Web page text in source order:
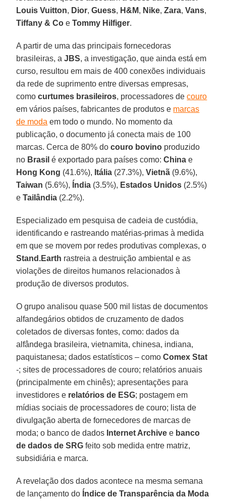
Louis Vuitton, Dior,Guess, H&M, Nike,Zara,Vans,
Tiffany & Co eTommy Hilfiger.
A partir de uma das principais fornecedoras
brasileiras, aJBS, a investigação, que ainda está em
curso, resultou em mais de 400 conexões individuais
da rede de suprimento entre diversas empresas,
comocurtumes brasileiros, processadores decouro
em vários países, fabricantes de produtos e marcas
de moda em todo o mundo. No momento da
publicação, o documento já conecta mais de 100
marcas. Cerca de 80% docouro bovino produzido
no Brasil é exportado para países como:China e
Hong Kong (41.6%), Itália (27.3%),Vietnã (9.6%),
Taiwan (5.6%), Índia (3.5%), Estados Unidos (2.5%)
eTailândia (2.2%).
Especializado em pesquisa de cadeia de custódia,
identificando e rastreando matérias-primas à medida
em que se movem por redes produtivas complexas, o
Stand.Earth rastreia a destruição ambiental e as
violações de direitos humanos relacionados à
produção de diversos produtos.
O grupo analisou quase 500 mil listas de documentos
alfandegários obtidos de cruzamento de dados
coletados de diversas fontes, como: dados da
alfândega brasileira, vietnamita, chinesa, indiana,
paquistanesa; dados estatísticos – comoComex Stat
-; sites de processadores de couro; relatórios anuais
(principalmente em chinês); apresentações para
investidores e relatórios de ESG; postagem em
mídias sociais de processadores de couro; lista de
divulgação aberta de fornecedores de marcas de
moda; o banco de dados Internet Archive e banco
de dados de SRG feito sob medida entre matriz,
subsidiária e marca.
A revelação dos dados acontece na mesma semana
de lançamento do Índice de Transparência da Moda